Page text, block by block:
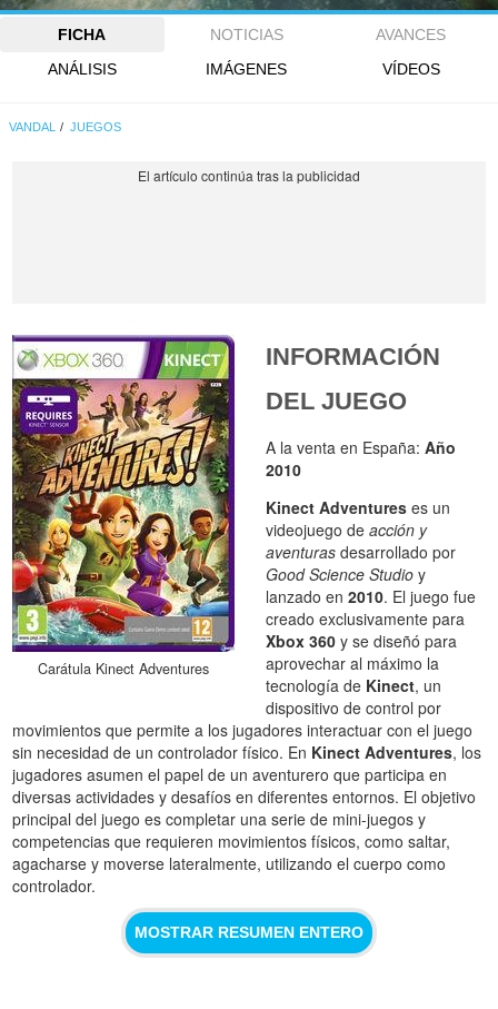
FICHA NOTICIAS
AVANCES
ANÁLISIS
IMÁGENES VÍDEOS
VANDAL JUEGOS
Carátula Kinect Adventures
INFORMACIÓN
DEL JUEGO
A la venta en España:Año
2010
Kinect Adventures es un
videojuego deacción y
aventuras desarrollado por
Good Science Studio y
lanzado en2010. El juego fue
creado exclusivamente para
Xbox 360 y se diseñó para
aprovechar al máximo la
tecnología de Kinect, un
dispositivo de control por
movimientos que permite a los jugadores interactuar con el juego
sin necesidad de un controlador físico. En Kinect Adventures, los
jugadores asumen el papel de un aventurero que participa en
diversas actividades y desafíos en diferentes entornos. El objetivo
principal del juego es completar una serie de mini-juegos y
competencias que requieren movimientos físicos, como saltar,
agacharse y moverse lateralmente, utilizando el cuerpo como
controlador.
MOSTRAR RESUMEN ENTERO